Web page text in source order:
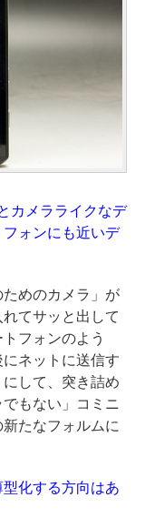
カメラライクなデ
ォンにも近いデ
めのカメラ」が
てサッと出して
フォンのよう
ネットに送信す
して、突き詰め
もない」コミニ
たなフォルムに
化する方向はあ